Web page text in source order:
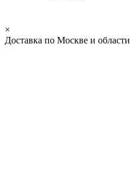
×
Доставка по Москве и области